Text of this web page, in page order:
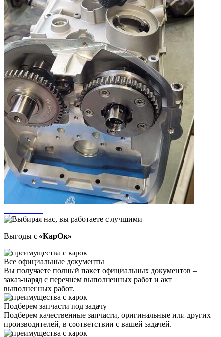
Выгоды с «КарОк»
Все официальные документы
Вы получаете полный пакет официальных документов –
заказ-наряд с перечнем выполненных работ и акт
выполненных работ.
Подберем запчасти под задачу
Подберем качественные запчасти, оригинальные или других
производителей, в соответствии с вашей задачей.